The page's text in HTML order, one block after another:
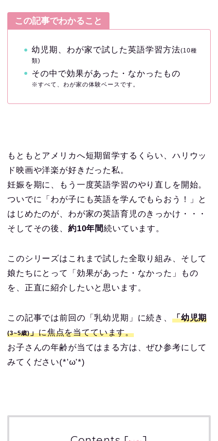
この記事でわかること
幼児期、わが家で試した英語学習方法(10種
類)
その中で効果があった・なかったもの
※すべて、わが家の体験ベースです。
もともとアメリカへ短期留学するくらい、ハリウッ
ド映画や洋楽が好きだった私。
妊娠を期に、もう一度英語学習のやり直しを開始。
ついでに「わが子にも英語を学んでもらおう！」と
はじめたのが、わが家の英語育児のきっかけ・・・
そしてその後、 約10年間続いています。
このシリーズはこれまで試した全取り組み、そして
娘たちにとって「効果があった・なかった」もの
を、正直に紹介したいと思います。
この記事では前回の「乳幼児期」に続き、 「幼児期
(3~5歳)」に焦点を当てています。
お子さんの年齢が当てはまる方は、ぜひ参考にして
みてください(*’ω’*)